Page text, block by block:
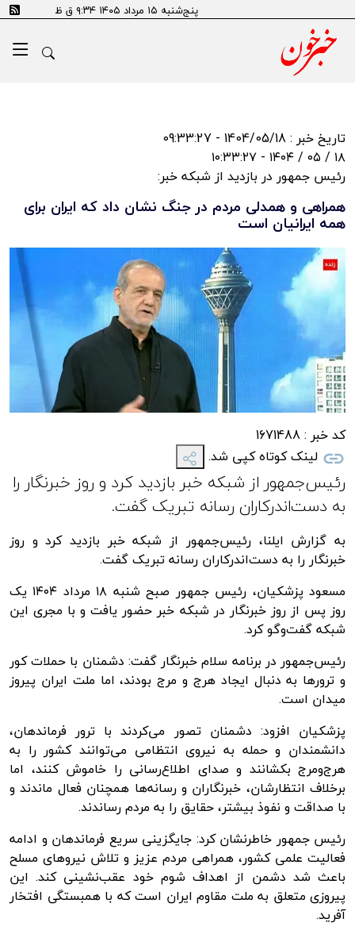
پنج‌شنبه ۱۵ مرداد ۱۴۰۵ ۹:۳۴ ق ظ
تاریخ خبر : 1404/05/18 - 09:33:27
۱۸ / ۰۵ / ۱۴۰۴ - ۱۰:۳۳:۲۷
رئیس جمهور در بازدید از شبکه خبر:
همراهی و همدلی مردم در جنگ نشان داد که ایران برای
همه ایرانیان است
کد خبر :1671488
لینک کوتاه کپی شد.
رئیس‌جمهور از شبکه خبر بازدید کرد و روز خبرنگار را
به دست‌اندرکاران رسانه تبریک گفت.
به گزارش ایلنا، رئیس‌جمهور از شبکه خبر بازدید کرد و روز
خبرنگار را به دست‌اندرکاران رسانه تبریک گفت.
مسعود پزشکیان، رئیس جمهور صبح شنبه ۱۸ مرداد ۱۴۰۴ یک
روز پس از روز خبرنگار در شبکه خبر حضور یافت و با مجری این
شبکه گفت‌و‌گو کرد.
رئیس‌جمهور در برنامه سلام خبرنگار گفت: دشمنان با حملات کور
و ترورها به دنبال ایجاد هرج‌ و مرج بودند، اما ملت ایران پیروز
میدان است.
پزشکیان افزود: دشمنان تصور می‌کردند با ترور فرماندهان،
دانشمندان و حمله به نیروی انتظامی می‌توانند کشور را به
هرج‌ومرج بکشانند و صدای اطلاع‌رسانی را خاموش کنند، اما
برخلاف انتظارشان، خبرنگاران و رسانه‌ها همچنان فعال ماندند و
با صداقت و نفوذ بیشتر، حقایق را به مردم رساندند.
رئیس جمهور خاطرنشان کرد: جایگزینی سریع فرماندهان و ادامه
فعالیت علمی کشور، همراهی مردم عزیز و تلاش نیروهای مسلح
باعث شد دشمن از اهداف شوم خود عقب‌نشینی کند. این
پیروزی متعلق به ملت مقاوم ایران است که با همبستگی افتخار
آفرید.